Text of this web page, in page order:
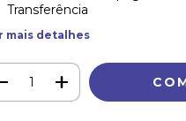
Transferência
mais detalhes